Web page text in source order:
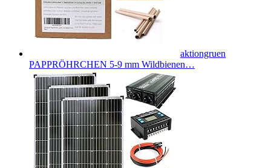
aktiongruen
PAPPRÖHRCHEN 5-9 mm Wildbienen…